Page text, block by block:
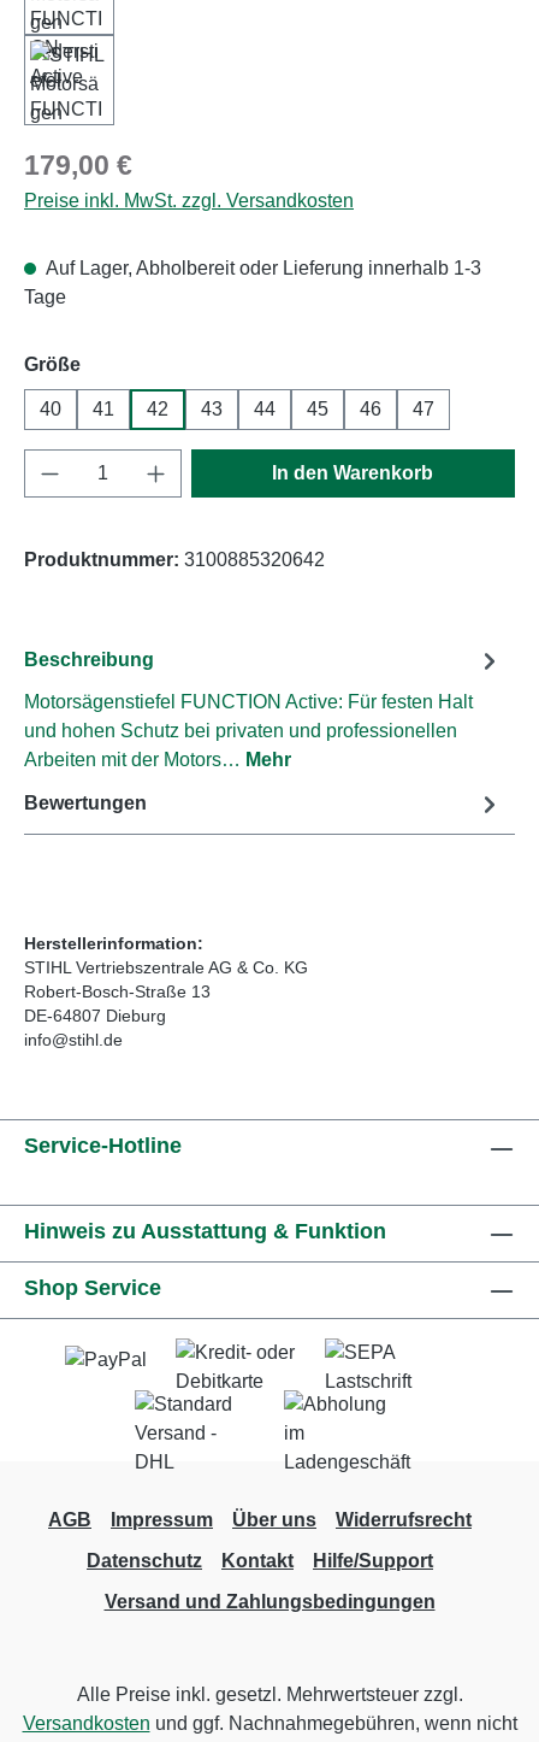
Regulärer Preis:
179,00 €
Preise inkl. MwSt. zzgl. Versandkosten
Auf Lager, Abholbereit oder Lieferung innerhalb 1-3
Tage
Größeauswählen
40 41 42 43 44 45 46 47
Produkt Anzahl: Gib den gewünschten
In den Warenkorb
Produktnummer: 3100885320642
Beschreibung
Motorsägenstiefel FUNCTION Active: Für festen Halt
und hohen Schutz bei privaten und professionellen
Arbeiten mit der Motors… Mehr
Bewertungen
Herstellerinformation:
STIHL Vertriebszentrale AG & Co. KG
Robert-Bosch-Straße 13
DE-64807 Dieburg
info@stihl.de
Service-Hotline
Hinweis zu Ausstattung & Funktion
Shop Service
AGB Impressum Über uns
Widerrufsrecht
Datenschutz
Kontakt
Hilfe/Support
Versand und Zahlungsbedingungen
Alle Preise inkl. gesetzl. Mehrwertsteuer zzgl.
Versandkosten und ggf. Nachnahmegebühren, wenn nicht